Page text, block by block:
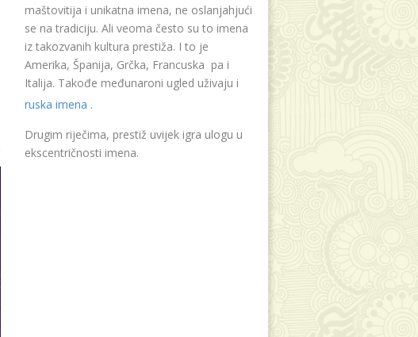
maštovitija i unikatna imena, ne oslanjahjući
se na tradiciju. Ali veoma često su to imena
iz takozvanih kultura prestiža. I to je
Amerika, Španija, Grčka, Francuska pa i
Italija. Takođe međunaroni ugled uživaju i
ruska imena .
Drugim riječima, prestiž uvijek igra ulogu u
ekscentričnosti imena.